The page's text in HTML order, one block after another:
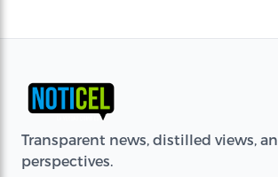
Transparent news, distilled views,
perspectives.